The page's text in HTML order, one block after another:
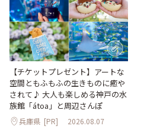
【チケットプレゼント】アートな
空間ともふもふの生きものに癒や
されて♪ 大人も楽しめる神戸の水
族館「átoa」と周辺さんぽ
兵庫県 [PR] 2026.08.07